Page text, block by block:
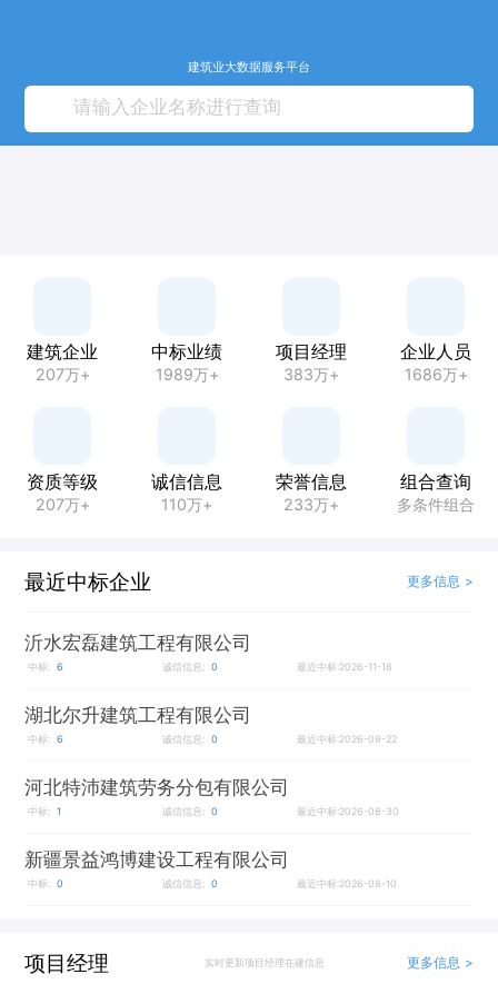
建筑业大数据服务平台
建筑企业
207万+
中标业绩
1989万+
项目经理
383万+
企业人员
1686万+
资质等级
207万+
诚信信息
110万+
荣誉信息
233万+
组合查询
多条件组合
最近中标企业 更多信息 >
沂水宏磊建筑工程有限公司
中标: 6 诚信信息: 0 最近中标:2026-11-18
湖北尔升建筑工程有限公司
中标: 6 诚信信息: 0 最近中标:2026-09-22
河北特沛建筑劳务分包有限公司
中标: 1 诚信信息: 0 最近中标:2026-08-30
新疆景益鸿博建设工程有限公司
中标: 0 诚信信息: 0 最近中标:2026-08-10
项目经理 实时更新项目经理在建信息 更多信息 >